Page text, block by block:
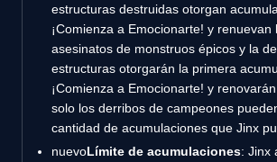
estructuras destruidas otorgan
¡Comienza a Emocionarte! y
asesinatos de monstruos épicos y la
estructuras otorgarán la primera
¡Comienza a Emocionarte! y
solo los derribos de campeones
cantidad de acumulaciones que Jinx
nuevoLímite de acumulaciones: Jinx